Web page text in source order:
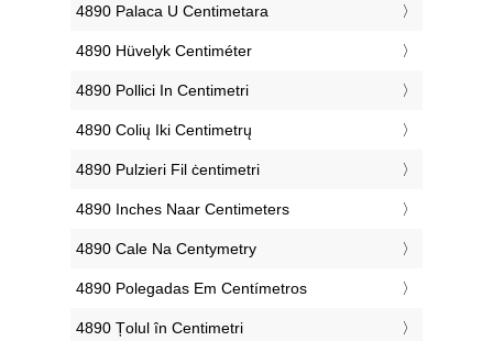
‎4890 Palaca U Centimetara
‎4890 Hüvelyk Centiméter
‎4890 Pollici In Centimetri
‎4890 Colių Iki Centimetrų
‎4890 Pulzieri Fil ċentimetri
‎4890 Inches Naar Centimeters
‎4890 Cale Na Centymetry
‎4890 Polegadas Em Centímetros
‎4890 Țolul în Centimetri